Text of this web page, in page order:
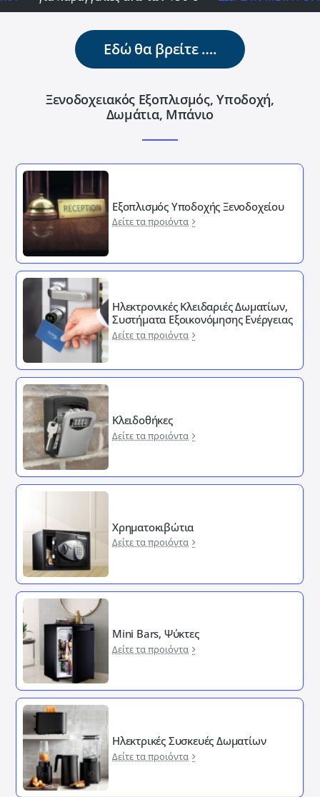
Εδώ θα βρείτε ….
Ξενοδοχειακός Εξοπλισμός, Υποδοχή,
Δωμάτια, Μπάνιο
Εξοπλισμός Υποδοχής Ξενοδοχείου
Δείτε τα προιόντα
Ηλεκτρονικές Κλειδαριές Δωματίων,
Συστήματα Εξοικονόμησης Ενέργειας
Δείτε τα προιόντα
Κλειδοθήκες
Δείτε τα προιόντα
Χρηματοκιβώτια
Δείτε τα προιόντα
Mini Bars, Ψύκτες
Δείτε τα προιόντα
Ηλεκτρικές Συσκευές Δωματίων
Δείτε τα προιόντα